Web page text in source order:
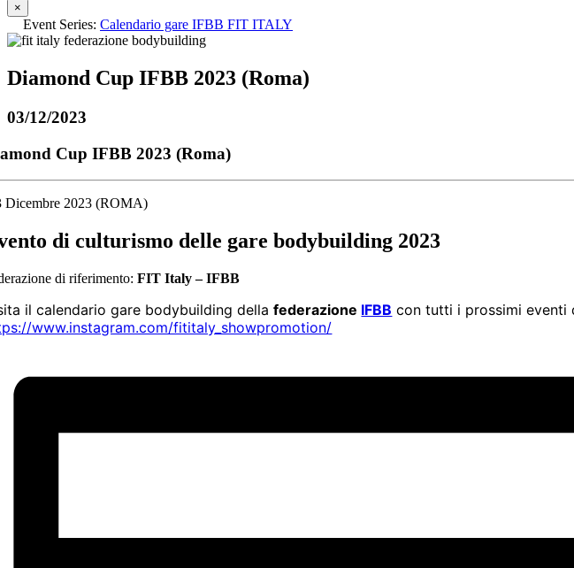
×
Event Series: Calendario gare IFBB FIT ITALY
Diamond Cup IFBB 2023 (Roma)
03/12/2023
Cup IFBB 2023 (Roma)
Dicembre 2023 (ROMA)
di culturismo delle gare bodybuilding 2023
di riferimento:FIT Italy – IFBB
il calendario gare bodybuilding dellafederazione IFBB con tutti i prossimi eventi
www.instagram.com/fititaly_showpromotion/